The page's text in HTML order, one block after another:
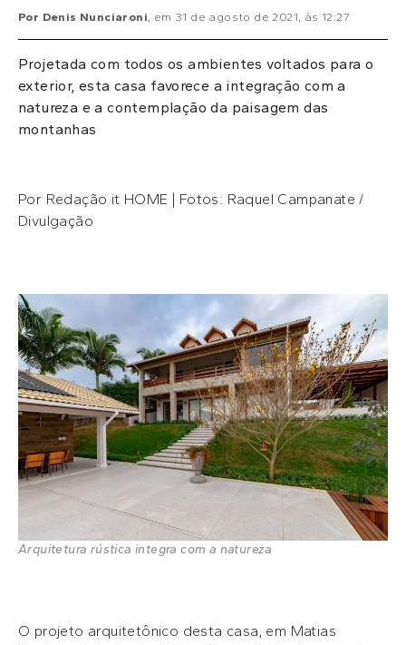
Por Denis Nunciaroni, em 31 de agosto de 2021, às 12:27
Projetada com todos os ambientes voltados para o
exterior, esta casa favorece a integração com a
natureza e a contemplação da paisagem das
montanhas
Por Redação it HOME | Fotos: Raquel Campanate /
Divulgação
Arquitetura rústica integra com a natureza
O projeto arquitetônico desta casa, em Matias